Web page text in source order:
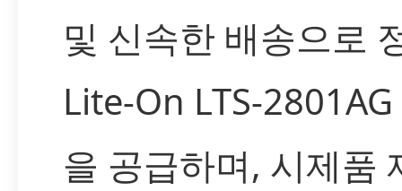
및 신속한 배송으로
Lite-On LTS-
을 공급하며, 시제품